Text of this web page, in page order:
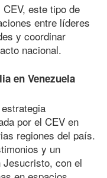
este tipo de
entre líderes
y coordinar
nacional.
en Venezuela
por el CEV en
regiones del país.
y un
Jesucristo, con el